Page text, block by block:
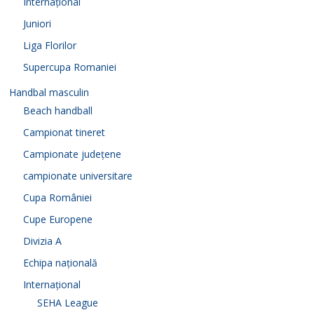
Juniori
Liga Florilor
Supercupa Romaniei
Handbal masculin
Beach handball
Campionat tineret
Campionate județene
campionate universitare
Cupa României
Cupe Europene
Divizia A
Echipa națională
Internațional
SEHA League